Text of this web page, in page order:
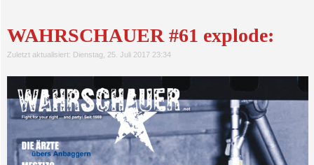
WAHRSCHAUER #61 explode:
Zuletzt aktualisiert: Dienstag, 25. Juli 2017 23:34